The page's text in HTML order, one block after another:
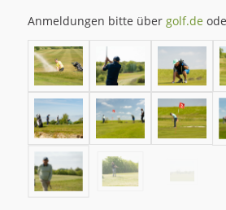
Anmeldungen bitte über golf.de